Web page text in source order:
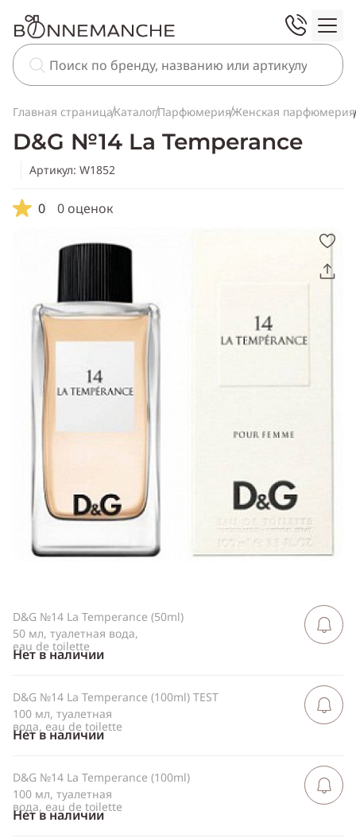
Главная страницаКаталогПарфюмерияЖенская парфюмерия
D&G №14 La Temperance
Артикул: W1852
0 0 оценок
Скопировать
ссылку
Viber
ВКонтакте
Одноклассники
D&G №14 La Temperance (50ml)
50 мл, туалетная вода,
eau de toilette
Нет в наличии
Сообщить
D&G №14 La Temperance (100ml) TEST
100 мл, туалетная
вода, eau de toilette
Нет в наличии
Сообщить
D&G №14 La Temperance (100ml)
100 мл, туалетная
вода, eau de toilette
Нет в наличии
Сообщить